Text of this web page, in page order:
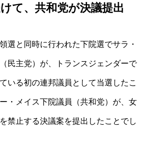
て、共和党が決議提出
選と同時に行われた下院選でサラ・
民主党）が、トランスジェンダーで
いる初の連邦議員として当選したこ
・メイス下院議員（共和党）が、女
禁止する決議案を提出したことでし